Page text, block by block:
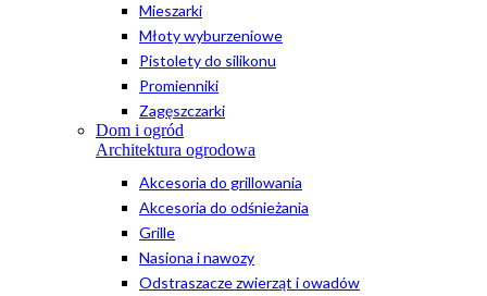
Mieszarki
Młoty wyburzeniowe
Pistolety do silikonu
Promienniki
Zagęszczarki
Dom i ogród
Architektura ogrodowa
Akcesoria do grillowania
Akcesoria do odśnieżania
Grille
Nasiona i nawozy
Odstraszacze zwierząt i owadów